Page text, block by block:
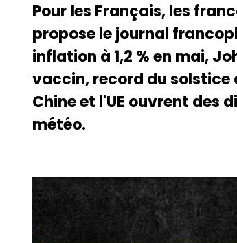
Pour les Français, les
propose le journal
inflation à 1,2 % en mai,
vaccin, record du solstice
Chine et l'UE ouvrent des
météo.